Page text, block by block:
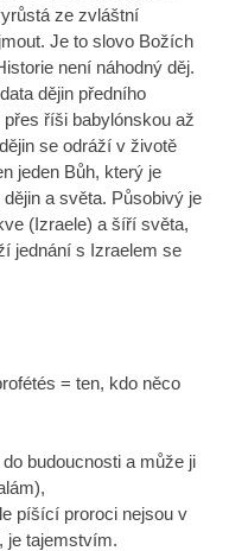
ze zvláštní
Je to slovo Božích
není náhodný děj.
dějin předního
říši babylónskou až
se odráží v životě
jeden Bůh, který je
a světa. Působivý je
(Izraele) a šíří světa,
jednání s Izraelem se
= ten, kdo něco
budoucnosti a může ji
píšící proroci nejsou v
je tajemstvím.